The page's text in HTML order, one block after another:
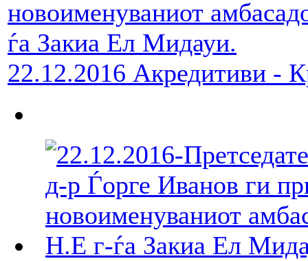
22.12.2016 Акредитиви -